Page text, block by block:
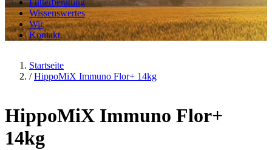
Futterberatung
Wissenswertes
Wir
Kontakt
Startseite
/ HippoMiX Immuno Flor+ 14kg
HippoMiX Immuno Flor+
14kg